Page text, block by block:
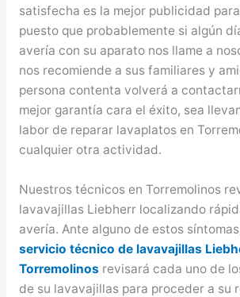
satisfecha es la mejor publicidad
puesto que probablemente si algún
avería con su aparato nos llame a
nos recomiende a sus familiares y
persona contenta volverá a
mejor garantía cara el éxito, sea
labor de reparar lavaplatos en
cualquier otra actividad.
Nuestros técnicos en Torremolinos
lavavajillas Liebherr localizando
avería. Ante alguno de estos
servicio técnico de lavavajillas
Torremolinos revisará cada uno de
de su lavavajillas para proceder a su